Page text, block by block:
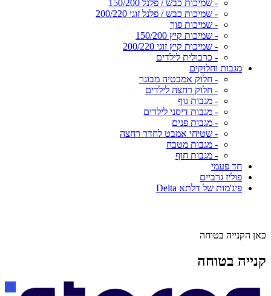
- שמיכות כבש / פלנל 150/200
- שמיכות כבש / פלנל זוגי 200/220
- שמיכות פוך
- שמיכות קיץ 150/200
- שמיכות קיץ זוגי 200/220
- כרבולית לילדים
מגבות וחלוקים
- חלוק אמבטיה מבוגר
- חלוק רחצה לילדים
- מגבות גוף
- מגבות דיסני לילדים
- מגבות פנים
- שטיחי אמבט לחדר רחצה
- מגבות מטבח
- מגבות חוף
חד פעמי
פוליז גרביים
פיג'מות של דלתא Delta
כאן הקנייה בטוחה
קנייה בטוחה